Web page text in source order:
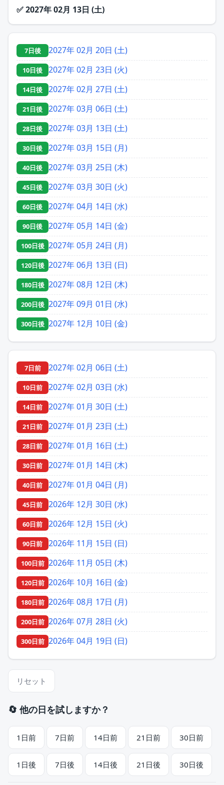
✅2027年 02月 13日 (土)
7日後 2027年 02月 20日 (土)
10日後 2027年 02月 23日 (火)
14日後 2027年 02月 27日 (土)
21日後 2027年 03月 06日 (土)
28日後 2027年 03月 13日 (土)
30日後 2027年 03月 15日 (月)
40日後 2027年 03月 25日 (木)
45日後 2027年 03月 30日 (火)
60日後 2027年 04月 14日 (水)
90日後 2027年 05月 14日 (金)
100日後 2027年 05月 24日 (月)
120日後 2027年 06月 13日 (日)
180日後 2027年 08月 12日 (木)
200日後 2027年 09月 01日 (水)
300日後 2027年 12月 10日 (金)
7日前 2027年 02月 06日 (土)
10日前 2027年 02月 03日 (水)
14日前 2027年 01月 30日 (土)
21日前 2027年 01月 23日 (土)
28日前 2027年 01月 16日 (土)
30日前 2027年 01月 14日 (木)
40日前 2027年 01月 04日 (月)
45日前 2026年 12月 30日 (水)
60日前 2026年 12月 15日 (火)
90日前 2026年 11月 15日 (日)
100日前 2026年 11月 05日 (木)
120日前 2026年 10月 16日 (金)
180日前 2026年 08月 17日 (月)
200日前 2026年 07月 28日 (火)
300日前 2026年 04月 19日 (日)
リセット
🔄 他の日を試しますか？
1日前 7日前 14日前 21日前 30日前
1日後 7日後 14日後 21日後 30日後